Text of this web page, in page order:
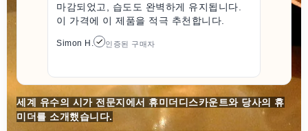
마감되었고, 습도도 완벽하게 유지됩니다.
이 가격에 이 제품을 적극 추천합니다.
Simon H. 인증된 구매자
세계 유수의 시가 전문지에서 휴미더디스카운트와 당사의 휴
미더를 소개했습니다.